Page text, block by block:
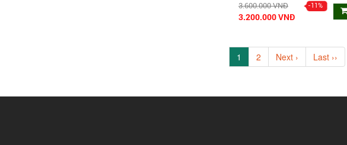
3.600.000 VNĐ
3.200.000 VNĐ
1 2 Next › Last ››